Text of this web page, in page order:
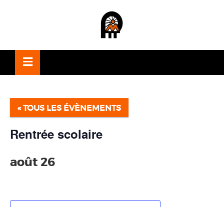
« TOUS LES ÉVÈNEMENTS
Rentrée scolaire
août 26